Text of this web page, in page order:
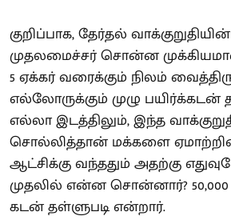
குறிப்பாக, தேர்தல்
முதலமைச்சர் சொன்ன முக்கியமான
5 ஏக்கர் வரைக்கும் நிலம்
எல்லோருக்கும் முழு பயிர்க்கடன்
எல்லா இடத்திலும், இந்த
சொல்லித்தான் மக்களை
ஆட்சிக்கு வந்ததும் அதற்கு
முதலில் என்ன சொன்னார்?
கடன் தள்ளுபடி என்றார்.